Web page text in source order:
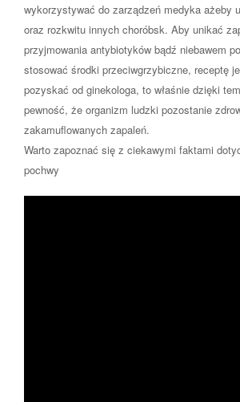
wykorzystywać do zarządzeń medyka ażeby
oraz rozkwitu innych choróbsk. Aby unikać
przyjmowania antybiotyków bądź niebawem
stosować środki przeciwgrzybiczne, receptę
pozyskać od ginekologa, to właśnie dzięki
pewność, że organizm ludzki pozostanie
zakamuflowanych zapaleń.
Warto zapoznać się z ciekawymi faktami
pochwy